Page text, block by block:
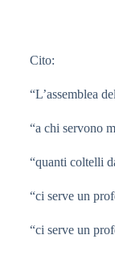
Cito:
“L’assemblea
“a chi servono
“quanti coltelli
“ci serve un
“ci serve un